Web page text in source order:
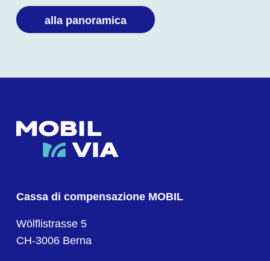
alla panoramica
Cassa di compensazione MOBIL
Wölflistrasse 5
CH-3006 Berna